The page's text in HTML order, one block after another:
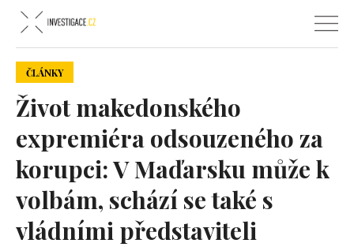
ČLÁNKY
Život makedonského
expremiéra odsouzeného za
korupci: V Maďarsku může k
volbám, schází se také s
vládními představiteli